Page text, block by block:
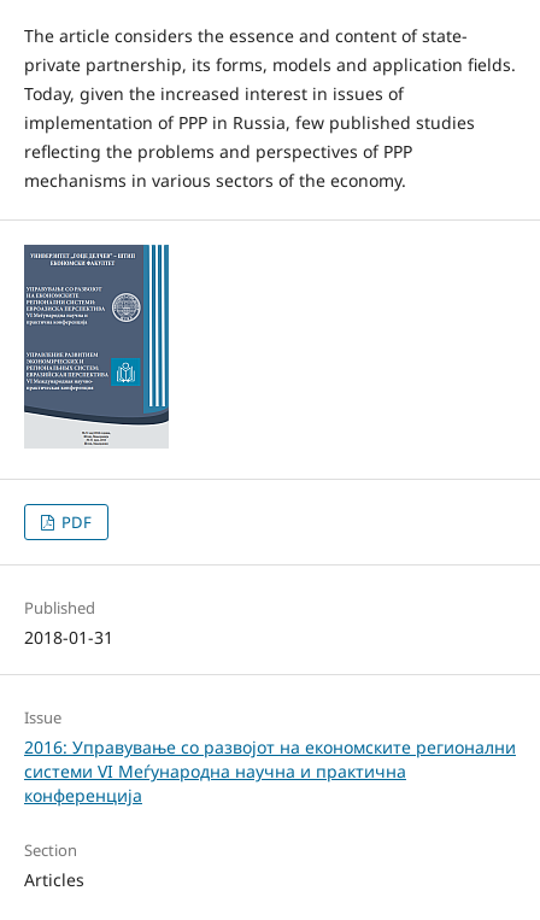
The article considers the essence and content of state-
private partnership, its forms, models and application fields.
Today, given the increased interest in issues of
implementation of PPP in Russia, few published studies
reflecting the problems and perspectives of PPP
mechanisms in various sectors of the economy.
PDF
Published
2018-01-31
Issue
2016: Управување со развојот на економските регионални
системи VI Меѓународна научна и практична
конференција
Section
Articles